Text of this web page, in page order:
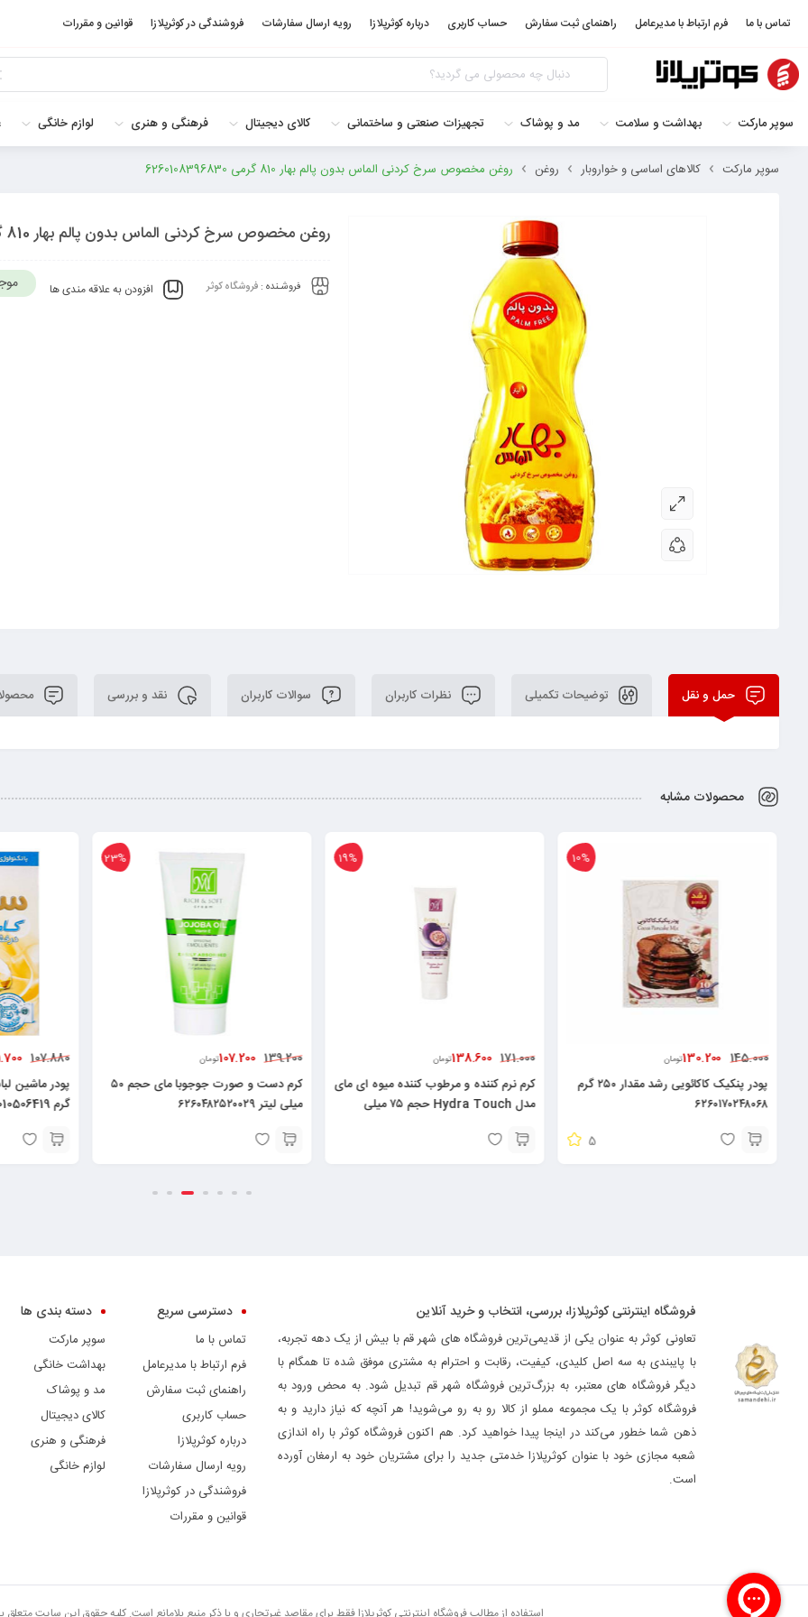
تماس با ما فرم ارتباط با مدیرعامل راهنمای ثبت سفارش حساب کاربری درباره کوثرپلازا رویه ارسال سفارشات فروشندگی در کوثرپلازا قوانین و مقررات
سوپر مارکت بهداشت و سلامت مد و پوشاک تجهیزات صنعتی و ساختمانی کالای دیجیتال فرهنگی و هنری لوازم خانگی
سوپر مارکت کالاهای اساسی و خواروبار روغن روغن مخصوص سرخ کردنی الماس بدون پالم بهار 810 گرمی 6260108396830
روغن مخصوص سرخ کردنی الماس بدون پالم بهار 810 گرمی 6260108396830
فروشـنده : فروشگاه کوثر افزودن به علاقه مندی ها
حمل و نقل توضیحات تکمیلی نظرات کاربران سوالات کاربران نقد و بررسی
محصولات مشابه
19%
171.000
138.600تومان
کرم نرم کننده و مرطوب کننده میوه ای مای
23%
139.200
107.200تومان
کرم دست و صورت جوجوبا مای حجم ۵۰
میلی لیتر ۶۲۶۰۴۸۲۵۲۰۰۲۹
6%
107.880
101.700تومان
پودر ماشین لباسشویی سافتلن طلایی ۵۰۰
گرم 6260010506419
148.400
فروشگاه اینترنتی کوثرپلازا، بررسی، انتخاب و خرید آنلاین
تعاونی کوثر به عنوان یکی از قدیمی‌ترین فروشگاه های شهر قم با بیش از یک دهه تجربه،
با پایبندی به سه اصل کلیدی، کیفیت، رقابت و احترام به مشتری موفق شده تا همگام با
دیگر فروشگاه های معتبر، به بزرگ‌ترین فروشگاه شهر قم تبدیل شود. به محض ورود به
فروشگاه کوثر با یک مجموعه مملو از کالا رو به رو می‌شوید! هر آنچه که نیاز دارید و به
ذهن شما خطور می‌کند در اینجا پیدا خواهید کرد. هم اکنون فروشگاه کوثر با راه اندازی
شعبه مجازی خود با عنوان کوثرپلازا خدمتی جدید را برای مشتریان خود به ارمغان آورده
است.
دسترسی سریع
تماس با ما
فرم ارتباط با مدیرعامل
راهنمای ثبت سفارش
حساب کاربری
درباره کوثرپلازا
رویه ارسال سفارشات
فروشندگی در کوثرپلازا
قوانین و مقررات
دسته بندی ها
سوپر مارکت
بهداشت خانگی
مد و پوشاک
کالای دیجیتال
فرهنگی و هنری
لوازم خانگی
استفاده از مطالب فروشگاه اینترنتی کوثرپلازا فقط برای مقاصد غیرتجاری و با ذکر منبع بلامانع است. کلیه حقوق این سایت